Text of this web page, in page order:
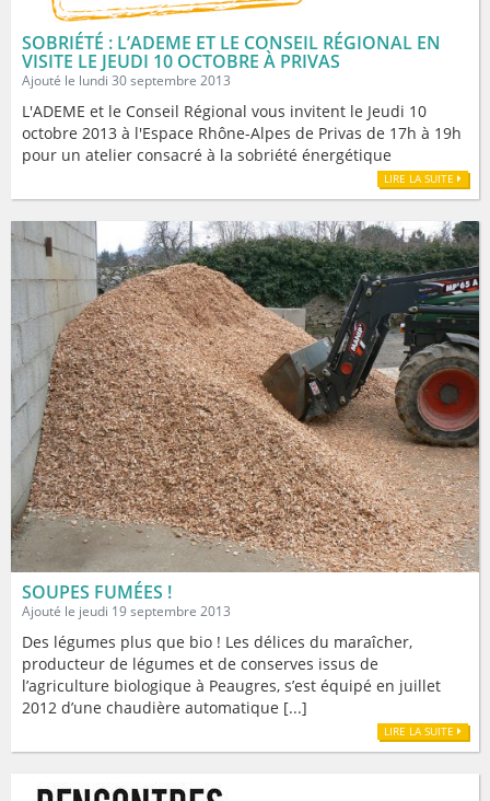
SOBRIÉTÉ : L’ADEME ET LE CONSEIL RÉGIONAL EN
VISITE LE JEUDI 10 OCTOBRE À PRIVAS
Ajouté le lundi 30 septembre 2013
L'ADEME et le Conseil Régional vous invitent le Jeudi 10
octobre 2013 à l'Espace Rhône-Alpes de Privas de 17h à 19h
pour un atelier consacré à la sobriété énergétique
LIRE LA SUITE
SOUPES FUMÉES !
Ajouté le jeudi 19 septembre 2013
Des légumes plus que bio ! Les délices du maraîcher,
producteur de légumes et de conserves issus de
l’agriculture biologique à Peaugres, s’est équipé en juillet
2012 d’une chaudière automatique [...]
LIRE LA SUITE